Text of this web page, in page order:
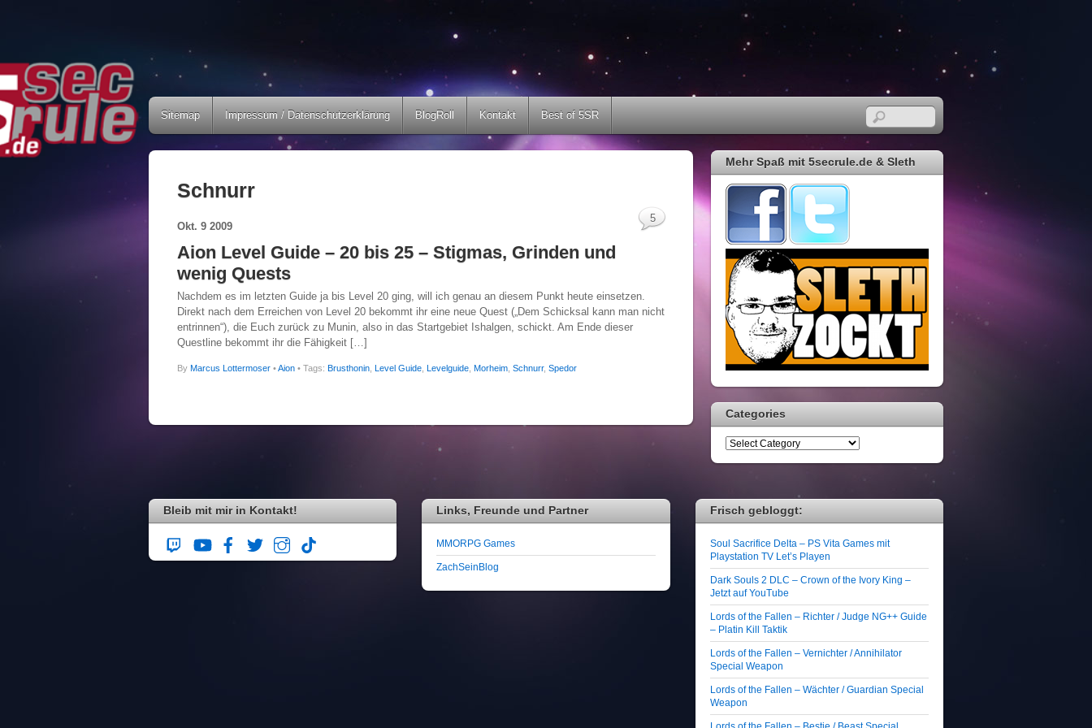
Sitemap Impressum / Datenschutzerklärung BlogRoll Kontakt Best of 5SR
Schnurr
Okt. 9 2009
Aion Level Guide – 20 bis 25 – Stigmas, Grinden und
wenig Quests
Nachdem es im letzten Guide ja bis Level 20 ging, will ich genau an diesem Punkt heute einsetzen.
Direkt nach dem Erreichen von Level 20 bekommt ihr eine neue Quest („Dem Schicksal kann man nicht
entrinnen“), die Euch zurück zu Munin, also in das Startgebiet Ishalgen, schickt. Am Ende dieser
Questline bekommt ihr die Fähigkeit […]
By Marcus Lottermoser •Aion
5
• Tags: Brusthonin Level Guide Levelguide Morheim Schnurr, Spedor
Mehr Spaß mit 5secrule.de & Sleth
Categories
Bleib mit mir in Kontakt! Links, Freunde und Partner
MMORPG Games
ZachSeinBlog
Frisch gebloggt:
Soul Sacrifice Delta – PS Vita Games mit
Playstation TV Let’s Playen
Dark Souls 2 DLC – Crown of the Ivory King –
Jetzt auf YouTube
Lords of the Fallen – Richter / Judge NG++ Guide
– Platin Kill Taktik
Lords of the Fallen – Vernichter / Annihilator
Special Weapon
Lords of the Fallen – Wächter / Guardian Special
Weapon